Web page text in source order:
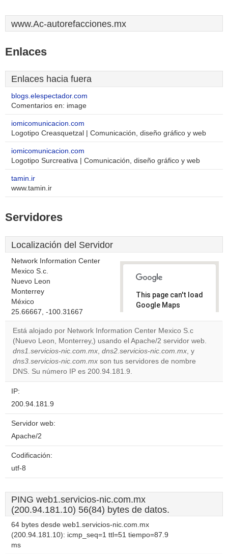
www.Ac-autorefacciones.mx
Enlaces
Enlaces hacia fuera
blogs.elespectador.com
Comentarios en: image
iomicomunicacion.com
Logotipo Creasquetzal | Comunicación, diseño gráfico y web
iomicomunicacion.com
Logotipo Surcreativa | Comunicación, diseño gráfico y web
tamin.ir
www.tamin.ir
Servidores
Localización del Servidor
Network Information Center
Mexico S.c.
Nuevo Leon
Monterrey
México
25.66667, -100.31667
This page can't load
Google Maps
Do you
website?
OK
Está alojado por Network Information Center Mexico S.c
(Nuevo Leon, Monterrey,) usando el Apache/2 servidor web.
dns1.servicios-nic.com.mx, dns2.servicios-nic.com.mx, y
dns3.servicios-nic.com.mx son tus servidores de nombre
DNS. Su número IP es 200.94.181.9.
IP:
200.94.181.9
Servidor web:
Apache/2
Codificación:
utf-8
PING web1.servicios-nic.com.mx
(200.94.181.10) 56(84) bytes de datos.
64 bytes desde web1.servicios-nic.com.mx
(200.94.181.10): icmp_seq=1 ttl=51 tiempo=87.9
ms